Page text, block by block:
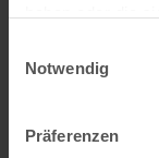
Notwendig
Präferenzen